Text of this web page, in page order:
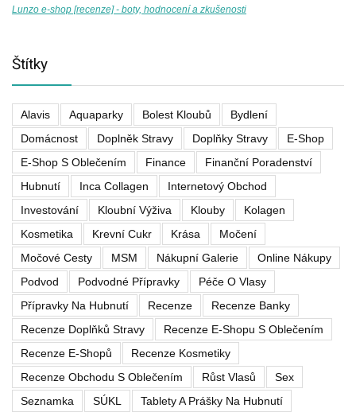
Lunzo e-shop [recenze] - boty, hodnocení a zkušenosti
Štítky
Alavis Aquaparky Bolest Kloubů
Bydlení
Domácnost
Doplněk Stravy Doplňky Stravy
E-Shop
E-Shop S Oblečením
Finance
Finanční Poradenství
Hubnutí
Inca Collagen
Internetový Obchod
Investování
Kloubní Výživa Klouby
Kolagen
Kosmetika
Krevní Cukr Krása
Močení
Močové Cesty
MSM Nákupní Galerie
Online Nákupy
Podvod
Podvodné Přípravky
Péče O Vlasy
Přípravky Na Hubnutí
Recenze
Recenze Banky
Recenze Doplňků Stravy
Recenze E-Shopu S Oblečením
Recenze E-Shopů
Recenze Kosmetiky
Recenze Obchodu S Oblečením
Růst Vlasů
Sex
Seznamka
SÚKL Tablety A Prášky Na Hubnutí